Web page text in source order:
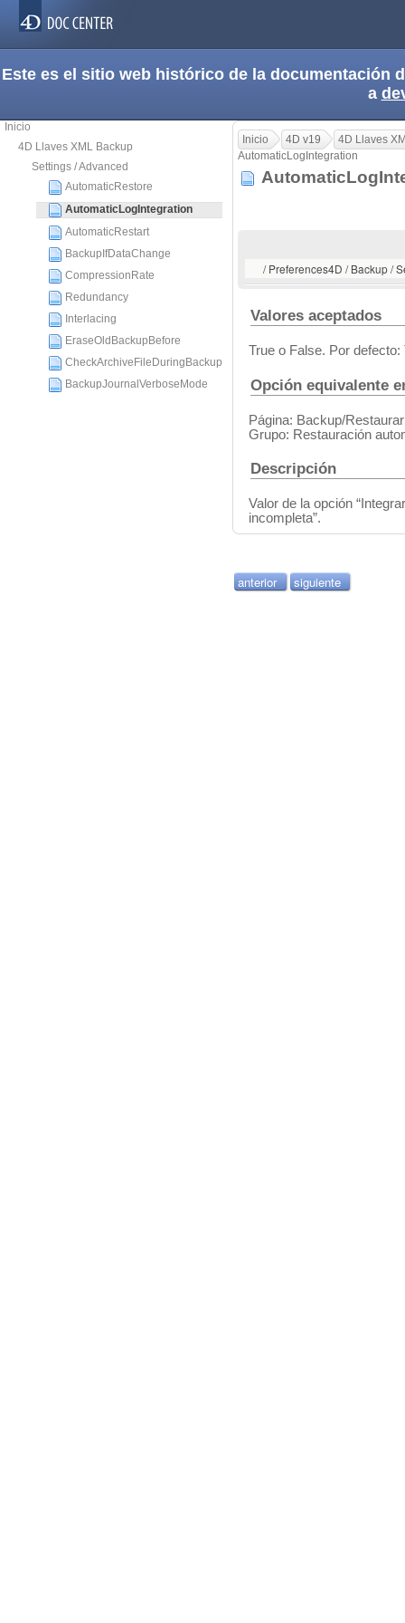
Este es el sitio web histórico de la documentación
a
Inicio
4D Llaves XML Backup
Settings / Advanced
AutomaticRestore
AutomaticLogIntegration
AutomaticRestart
BackupIfDataChange
CompressionRate
Redundancy
Interlacing
EraseOldBackupBefore
CheckArchiveFileDuringBackup
BackupJournalVerboseMode
Inicio 4D v19
4D Llaves
AutomaticLogIntegration
/ Preferences4D / Backup /
Valores aceptados
True o False. Por defecto:
Opción equivalente
Página: Backup/Restaurar
Grupo: Restauración
Descripción
Valor de la opción
incompleta”.
anterior siguiente